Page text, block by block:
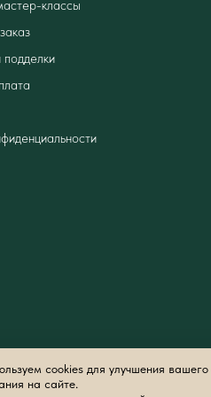
классы
cookies для улучшения вашего
на сайте.